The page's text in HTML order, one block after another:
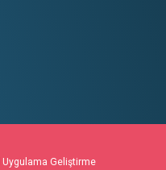
Uygulama Geliştirme